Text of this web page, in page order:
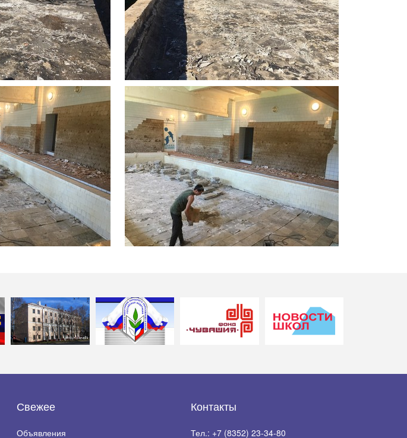
Свежее
Объявления
Контакты
Тел.: +7 (8352) 23-34-80